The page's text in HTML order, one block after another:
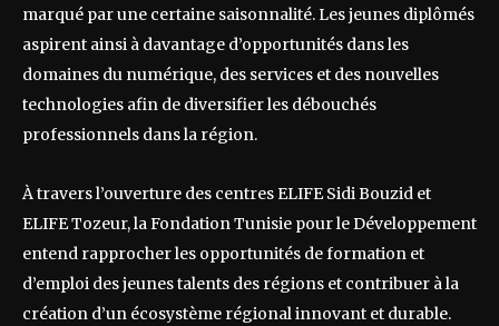
marqué par une certaine saisonnalité. Les jeunes diplômés
aspirent ainsi à davantage d’opportunités dans les
domaines du numérique, des services et des nouvelles
technologies afin de diversifier les débouchés
professionnels dans la région.
À travers l’ouverture des centres ELIFE Sidi Bouzid et
ELIFE Tozeur, la Fondation Tunisie pour le Développement
entend rapprocher les opportunités de formation et
d’emploi des jeunes talents des régions et contribuer à la
création d’un écosystème régional innovant et durable.